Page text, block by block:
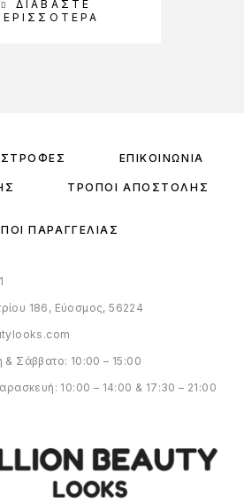
ΔΙΑΒΆΣΤΕ
ΕΠΙΚΟΙΝΩΝΊΑ
ΤΡΌΠΟΙ ΑΠΟΣΤΟΛΉΣ
ΠΑΡΑΓΓΕΛΊΑΣ
186, Εύοσμος, 56224
& Σάββατο: 10:00 – 15:00
10:00 – 14:00 & 17:30 – 21:00